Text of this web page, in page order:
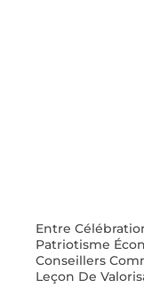
Entre
Patriotisme
Conseillers
Leçon De